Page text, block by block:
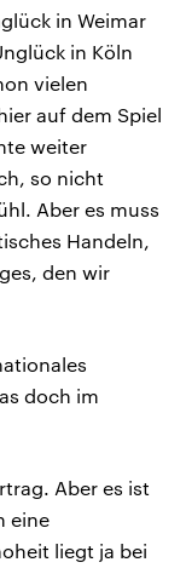
in Weimar
in Köln
vielen
auf dem Spiel
weiter
so nicht
Aber es muss
Handeln,
den wir
doch im
Aber es ist
eine
liegt ja bei